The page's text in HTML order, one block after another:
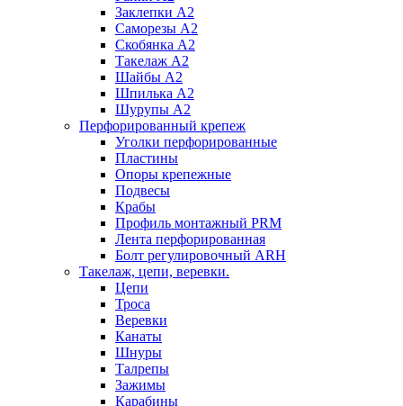
Заклепки А2
Саморезы А2
Скобянка А2
Такелаж А2
Шайбы А2
Шпилька А2
Шурупы А2
Перфорированный крепеж
Уголки перфорированные
Пластины
Опоры крепежные
Подвесы
Крабы
Профиль монтажный PRM
Лента перфорированная
Болт регулировочный ARH
Такелаж, цепи, веревки.
Цепи
Троса
Веревки
Канаты
Шнуры
Талрепы
Зажимы
Карабины